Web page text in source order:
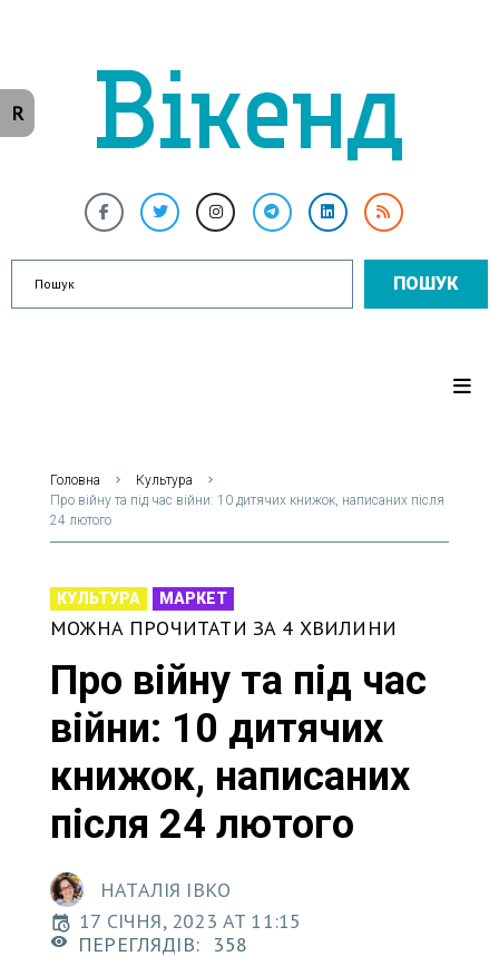
ПОШУК
Головна
Культура
Про війну та під час війни: 10 дитячих книжок, написаних після
24 лютого
КУЛЬТУРА МАРКЕТ
МОЖНА ПРОЧИТАТИ ЗА 4 ХВИЛИНИ
Про війну та під час
війни: 10 дитячих
книжок, написаних
після 24 лютого
НАТАЛІЯ ІВКО
17 СІЧНЯ, 2023 AT 11:15
ПЕРЕГЛЯДІВ:
358
R